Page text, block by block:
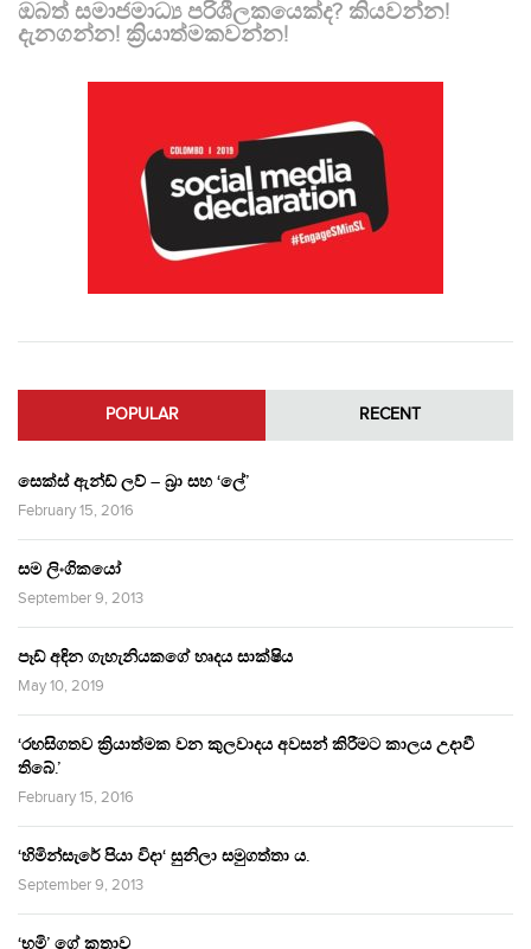
ඔබත් සමාජමාධ්‍ය පරිශීලකයෙක්ද? කියවන්න!
දැනගන්න! ක්‍රියාත්මකවන්න!
POPULAR RECENT
සෙක්ස් ඇන්ඩ් ලව් – බ්‍රා සහ ‘ලේ’
February 15, 2016
සම ලිංගිකයෝ
September 9, 2013
පෑඩ් අඳින ගැහැනියකගේ හෘදය සාක්ෂිය
May 10, 2019
‘රහසිගතව ක්‍රියාත්මක වන කුලවාදය අවසන් කිරීමට කාලය උදාවී
තිබේ.’
February 15, 2016
‘හිමින්සැරේ පියා විදා‘ සුනිලා සමුගත්තා ය.
September 9, 2013
‘භූමි’ ගේ කතාව